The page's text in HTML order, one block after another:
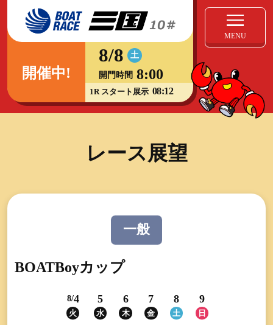
開催中!
8/8 土
開門時間 8:00
1R スタート展示 08:12
MENU
レース展望
一般
BOATBoyカップ
8/4
火
5
水
6
木
7
金
8
土
9
日